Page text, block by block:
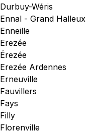
Durbuy-Wéris
Ennal - Grand Halleux
Enneille
Erezée
Érezée
Erezée Ardennes
Erneuville
Fauvillers
Fays
Filly
Florenville